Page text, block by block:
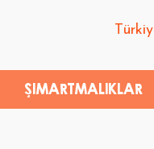
ŞIMARTMALIKLAR